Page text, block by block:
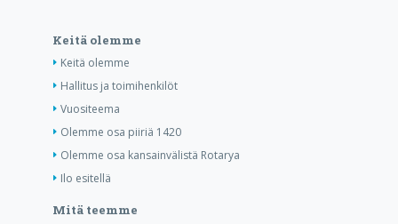
Keitä olemme
Keitä olemme
Hallitus ja toimihenkilöt
Vuositeema
Olemme osa piiriä 1420
Olemme osa kansainvälistä Rotarya
Ilo esitellä
Mitä teemme